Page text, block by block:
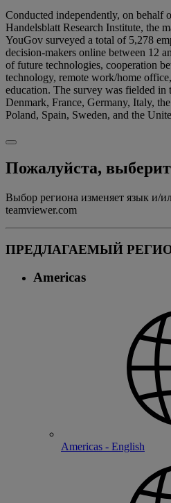
Conducted independently, on behalf
Handelsblatt Research Institute, the
YouGov surveyed a total of 5,278
decision-makers online between 12
of future technologies, cooperation
technology, remote work/home
education. The survey was fielded in
Denmark, France, Germany, Italy,
Poland, Spain, Sweden, and the
Пожалуйста,
Выбор региона изменяет язык и/
teamviewer.com
ПРЕДЛАГАЕМЫЙ
Americas
Americas - English